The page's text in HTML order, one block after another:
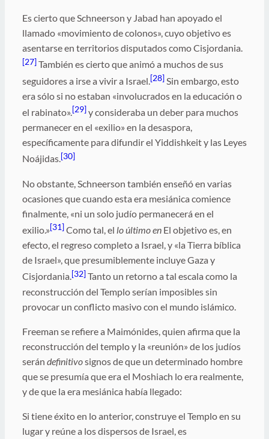
Es cierto que Schneerson y Jabad han apoyado el
llamado «movimiento de colonos», cuyo objetivo es
asentarse en territorios disputados como Cisjordania.
[27]También es cierto que animó a muchos de sus
seguidores a irse a vivir a Israel.[28]Sin embargo, esto
era sólo si no estaban «involucrados en la educación o
el rabinato».[29]y consideraba un deber para muchos
permanecer en el «exilio» en la desaspora,
específicamente para difundir el Yiddishkeit y las Leyes
Noájidas.[30]
No obstante, Schneerson también enseñó en varias
ocasiones que cuando esta era mesiánica comience
finalmente, «ni un solo judío permanecerá en el
exilio.»[31]Como tal, el lo último enEl objetivo es, en
efecto, el regreso completo a Israel, y «la Tierra bíblica
de Israel», que presumiblemente incluye Gaza y
Cisjordania.[32]Tanto un retorno a tal escala como la
reconstrucción del Templo serían imposibles sin
provocar un conflicto masivo con el mundo islámico.
Freeman se refiere a Maimónides, quien afirma que la
reconstrucción del templo y la «reunión» de los judíos
serán definitivosignos de que un determinado hombre
que se presumía que era el Moshiach lo era realmente,
y de que la era mesiánica había llegado:
Si tiene éxito en lo anterior, construye el Templo en su
lugar y reúne a los dispersos de Israel, es